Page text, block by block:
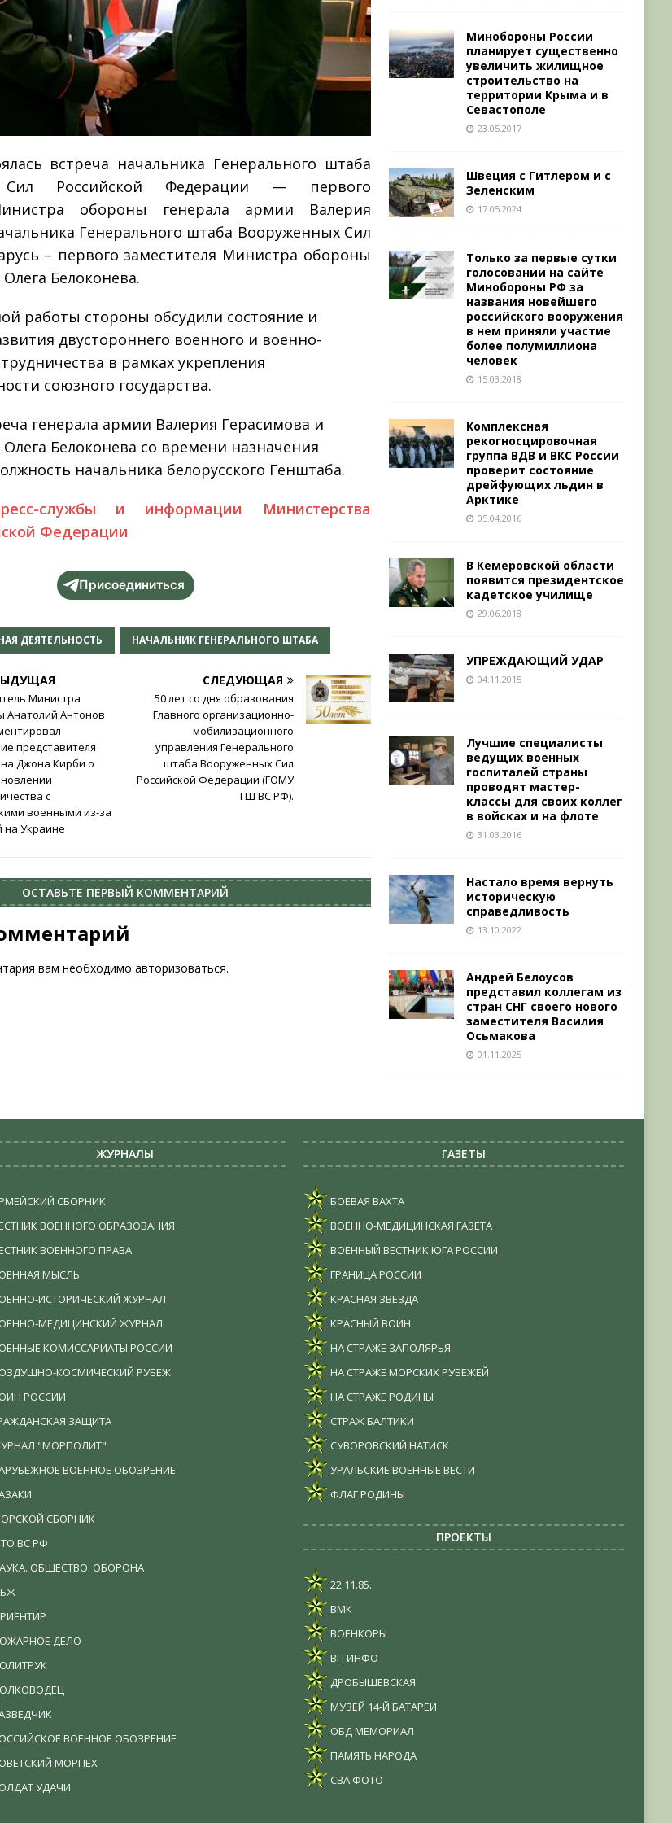
встреча начальника Генерального штаба
Сил Российской Федерации — первого
обороны генерала армии Валерия
Генерального штаба Вооруженных Сил
– первого заместителя Министра обороны
Белоконева.
работы стороны обсудили состояние и
двустороннего военного и военно-
в рамках укрепления
союзного государства.
генерала армии Валерия Герасимова и
Белоконева со времени назначения
начальника белорусского Генштаба.
службы и информации Министерства
Федерации
Присоединиться
ДЕЯТЕЛЬНОСТЬ НАЧАЛЬНИК ГЕНЕРАЛЬНОГО ШТАБА
Министра
Анатолий Антонов
представителя
Джона Кирби о
с
военными из-за
на Украине
СЛЕДУЮЩАЯ
50 лет со дня образования
Главного организационно-
мобилизационного
управления Генерального
штаба Вооруженных Сил
Российской Федерации (ГОМУ
ГШ ВС РФ).
ОСТАВЬТЕ ПЕРВЫЙ КОММЕНТАРИЙ
вам необходимоавторизоваться.
Минобороны России
планирует существенно
увеличить жилищное
строительство на
территории Крыма и в
Севастополе
23.05.2017
Швеция с Гитлером и с
Зеленским
17.05.2024
Только за первые сутки
голосовании на сайте
Минобороны РФ за
названия новейшего
российского вооружения
в нем приняли участие
более полумиллиона
человек
15.03.2018
Комплексная
рекогносцировочная
группа ВДВ и ВКС России
проверит состояние
дрейфующих льдин в
Арктике
05.04.2016
В Кемеровской области
появится президентское
кадетское училище
29.06.2018
УПРЕЖДАЮЩИЙ УДАР
04.11.2015
Лучшие специалисты
ведущих военных
госпиталей страны
проводят мастер-
классы для своих коллег
в войсках и на флоте
31.03.2016
Настало время вернуть
историческую
справедливость
13.10.2022
Андрей Белоусов
представил коллегам из
стран СНГ своего нового
заместителя Василия
Осьмакова
01.11.2025
ЖУРНАЛЫ
СБОРНИК
ВОЕННОГО ОБРАЗОВАНИЯ
ВОЕННОГО ПРАВА
МЫСЛЬ
ИСТОРИЧЕСКИЙ ЖУРНАЛ
МЕДИЦИНСКИЙ ЖУРНАЛ
КОМИССАРИАТЫ РОССИИ
КОСМИЧЕСКИЙ РУБЕЖ
РОССИИ
ЗАЩИТА
"МОРПОЛИТ"
ВОЕННОЕ ОБОЗРЕНИЕ
СБОРНИК
ВС РФ
ОБЩЕСТВО. ОБОРОНА
ДЕЛО
ВОЕННОЕ ОБОЗРЕНИЕ
МОРПЕХ
УДАЧИ
ГАЗЕТЫ
БОЕВАЯ ВАХТА
ВОЕННО-МЕДИЦИНСКАЯ ГАЗЕТА
ВОЕННЫЙ ВЕСТНИК ЮГА РОССИИ
ГРАНИЦА РОССИИ
КРАСНАЯ ЗВЕЗДА
КРАСНЫЙ ВОИН
НА СТРАЖЕ ЗАПОЛЯРЬЯ
НА СТРАЖЕ МОРСКИХ РУБЕЖЕЙ
НА СТРАЖЕ РОДИНЫ
СТРАЖ БАЛТИКИ
СУВОРОВСКИЙ НАТИСК
УРАЛЬСКИЕ ВОЕННЫЕ ВЕСТИ
ФЛАГ РОДИНЫ
ПРОЕКТЫ
22.11.85.
ВМК
ВОЕНКОРЫ
ВП ИНФО
ДРОБЫШЕВСКАЯ
МУЗЕЙ 14-Й БАТАРЕИ
ОБД МЕМОРИАЛ
ПАМЯТЬ НАРОДА
СВА ФОТО